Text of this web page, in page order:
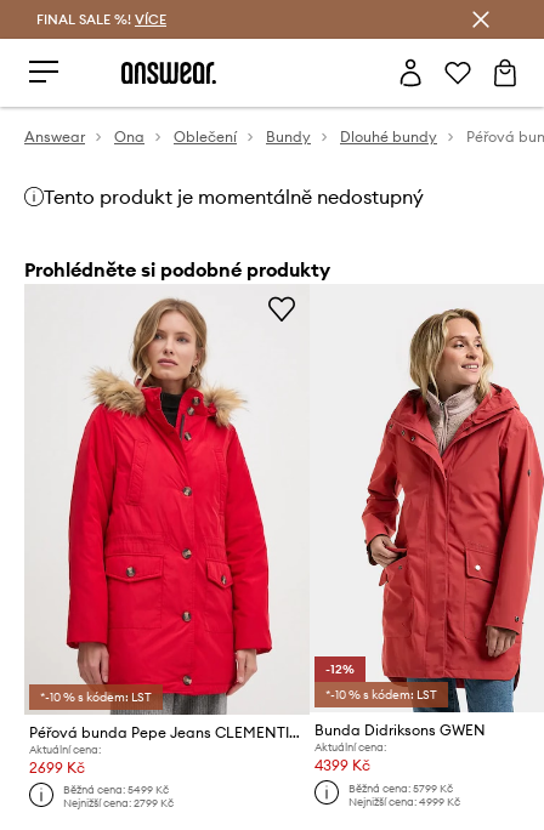
FINAL SALE %! VÍCE
Answear Ona Oblečení Bundy Dlouhé bundy Péřová
Tento produkt je momentálně nedostupný
Prohlédněte si podobné produkty
*-10 % s kódem: LST
Péřová bunda Pepe Jeans CLEMENTINE
Aktuální cena:
2699 Kč
Běžná cena:5499 Kč
Nejnižší cena:2799 Kč
-12%
*-10 % s kódem: LST
Bunda Didriksons GWEN
Aktuální cena:
4399 Kč
Běžná cena: 5799 Kč
Nejnižší cena: 4999 Kč